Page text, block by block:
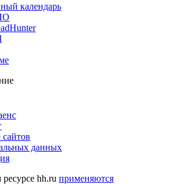
календарь
данных
hh.ru применяются